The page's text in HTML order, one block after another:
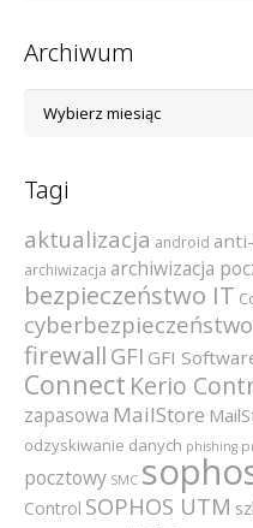
Archiwum
Tagi
aktualizacja android
archiwizacja archiwizacja
bezpieczeństwo IT
cyberbezpieczeństwo
firewall GFI GFI
Connect Kerio
zapasowa MailStore
odzyskiwanie danych phishing
pocztowy SMC
Control SOPHOS UTM